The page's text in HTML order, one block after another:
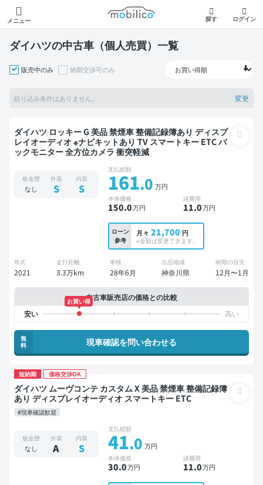
メニュー
モビリコ
探す ログイン
ダイハツの中古車（個人売買）一覧
販売中のみ 納期交渉可のみ
絞り込み条件はありません。 変更
ダイハツ ロッキー G 美品 禁煙車 整備記録簿あり ディスプ
レイオーディオ ※ナビキットあり TV スマートキー ETC バ
ックモニター 全方位カメラ 衝突軽減
板金歴
なし
外装
S
内装
S
支払総額
161.0 万円
本体価格
150.0万円
諸費用
11.0万円
ローン
参考
月々 21,700 円
※金額は変更できます。
年式
2021
走行距離
3.3万km
車検
28年6月
出品地域
神奈川県
納期の目安
12月〜1月
中古車販売店の価格との比較
お買い得
無
料
現車確認を問い合わせる
短納期 価格交渉OK
ダイハツ ムーヴコンテ カスタム X 美品 禁煙車 整備記録簿
あり ディスプレイオーディオ スマートキー ETC
#現車確認歓迎
板金歴
なし
外装
A
内装
S
支払総額
41.0 万円
本体価格
30.0万円
諸費用
11.0万円